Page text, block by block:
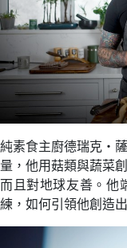
純素食主廚德瑞克‧
量，他用菇類與蔬菜
而且對地球友善。他
練，如何引領他創造